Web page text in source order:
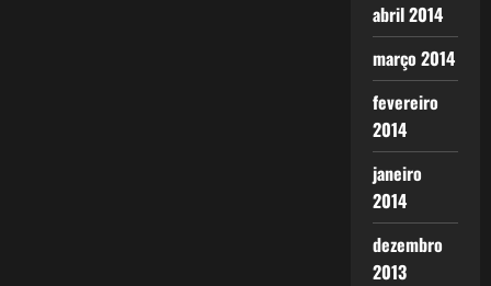
abril 2014
março 2014
fevereiro
2014
janeiro
2014
dezembro
2013